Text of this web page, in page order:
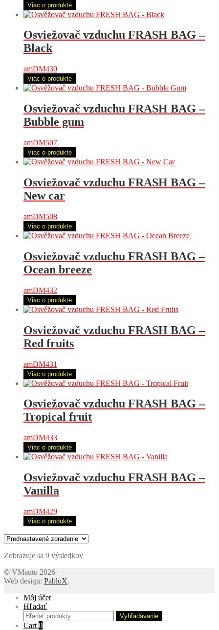
Viac o produkte
Osviežovač vzduchu FRASH BAG –
Black
amDM430
Viac o produkte
Osviežovač vzduchu FRASH BAG –
Bubble gum
amDM507
Viac o produkte
Osviežovač vzduchu FRASH BAG –
New car
amDM508
Viac o produkte
Osviežovač vzduchu FRASH BAG –
Ocean breeze
amDM432
Viac o produkte
Osviežovač vzduchu FRASH BAG –
Red fruits
amDM431
Viac o produkte
Osviežovač vzduchu FRASH BAG –
Tropical fruit
amDM433
Viac o produkte
Osviežovač vzduchu FRASH BAG –
Vanilla
amDM429
Viac o produkte
Zobrazuje sa 9 výsledkov
© VMauto 2026
Web design: PabloX.
Môj účet
Hľadať
Hľadať:
Vyhľadávanie
Cart 0